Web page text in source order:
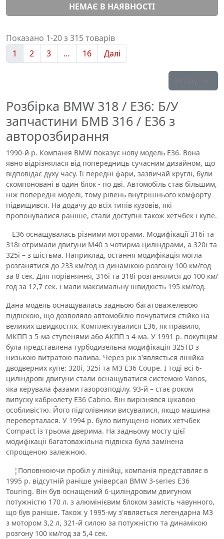
НЕМАЄ В НАЯВНОСТІ
Показано 1-20 з 315 товарів
1
2 3 … 16 Далі
Розбірка BMW 318 / E36: ​​Б/У
запчастини БМВ 316 / Е36 з
авторозбирання
1990-й р. Компанія BMW показує нову модель Е36. Вона
явно відрізнялася від попередниць сучасним дизайном, що
відповідає духу часу. Її передні фари, зазвичай круглі, були
скомпоновані в один блок - по дві. Автомобіль став більшим,
ніж попередні моделі, тому рівень внутрішнього комфорту
підвищився. На додачу до всіх типів кузовів, які
пропонувалися раніше, стали доступні також хетчбек і купе.
Е36 оснащувалась різними моторами. Модифікації 316i та
318i отримали двигуни М40 з чотирма циліндрами, а 320i та
325i – з шістьма. Наприклад, остання модифікація могла
розганятися до 233 км/год із динамікою розгону 100 км/год
за 8 сек. Для порівняння, 316i та 318i розганялися до 100 км/
год за 12,7 сек. і мали максимальну швидкість 195 км/год.
Дана модель оснащувалась задньою багатоважелевою
підвіскою, що дозволяло автомобілю почуватися стійко на
великих швидкостях. Комплектувалися Е36, як правило,
МКПП з 5-ма ступенями або АКПП з 4-ма. У 1991 р. покупцям
була представлена ​​турбодизельна модифікація 325TD з
низькою витратою палива. Через рік з'являється лінійка
дводверних купе: 320i, 325i та М3 E36 Coupe. І тоді всі 6-
циліндрові двигуни стали оснащуватися системою Vanos,
яка керувала фазами газорозподілу. 93-й – стає роком
випуску кабріолету E36 Cabrio. Він вирізнявся цікавою
особливістю. Його підголівники висувалися, якщо машина
переверталася. У 1994 р. було випущено нових хетчбек
Compact із трьома дверима. На задньому мосту цієї
модифікації багатоважільна підвіска була замінена
спрощеною залежною.
¦Поповнюючи пробіл у лінійці, компанія представляє в
1995 р. відсутній раніше універсал BMW 3-series E36
Touring. Він був оснащений 6-циліндровим двигуном
потужністю 170 л. з алюмінієвим блоком замість чавунного,
що був раніше. Також у 1995-му з'являється легендарна М3
з мотором 3,2 л, 321-й силою за потужністю та динамікою
розгону 100 км/год за 5,4 сек.